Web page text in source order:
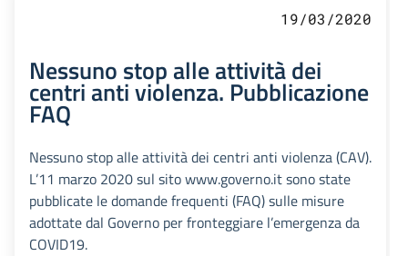
19/03/2020
Nessuno stop alle attività dei
centri anti violenza. Pubblicazione
FAQ
Nessuno stop alle attività dei centri anti violenza (CAV).
L’11 marzo 2020 sul sito www.governo.it sono state
pubblicate le domande frequenti (FAQ) sulle misure
adottate dal Governo per fronteggiare l’emergenza da
COVID19.